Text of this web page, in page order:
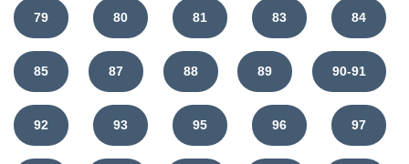
79 80 81 83 84
85 87 88 89 90-91
92 93 95 96 97